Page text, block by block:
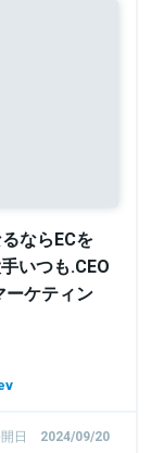
ならECを
いつも.CEO
ーケティン
日 2024/09/20